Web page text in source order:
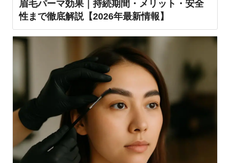
眉毛パーマ効果｜持続期間・メリット・安全
性まで徹底解説【2026年最新情報】